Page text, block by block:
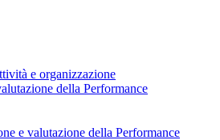
e organizzazione
della Performance
e valutazione della Performance